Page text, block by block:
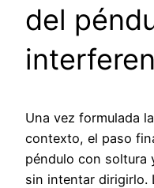
del
Una vez formulada
contexto, el paso
péndulo con soltura
sin intentar dirigirlo.